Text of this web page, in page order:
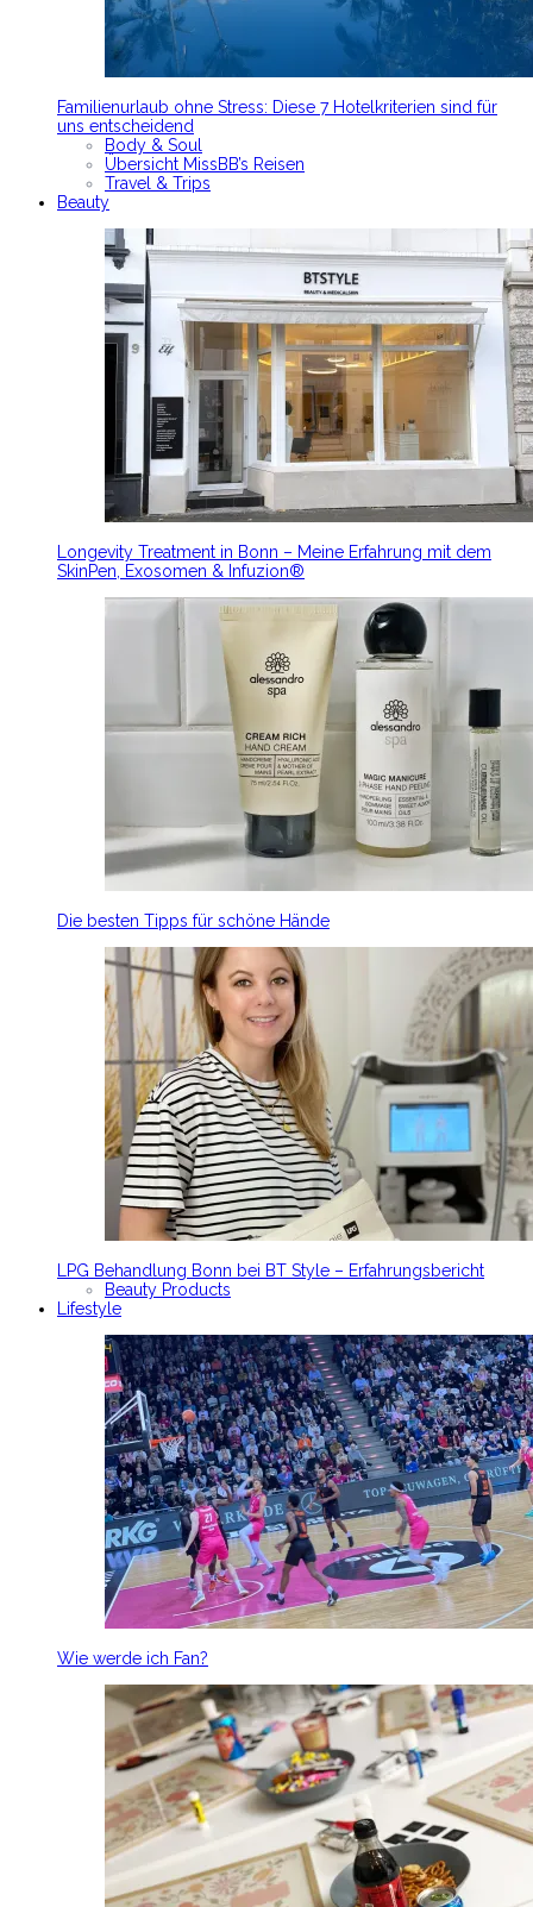
Familienurlaub ohne Stress: Diese 7 Hotelkriterien sind für
uns entscheidend
Body & Soul
Übersicht MissBB’s Reisen
Travel & Trips
Beauty
Longevity Treatment in Bonn – Meine Erfahrung mit dem
SkinPen, Exosomen & Infuzion®
Die besten Tipps für schöne Hände
LPG Behandlung Bonn bei BT Style – Erfahrungsbericht
Beauty Products
Lifestyle
Wie werde ich Fan?